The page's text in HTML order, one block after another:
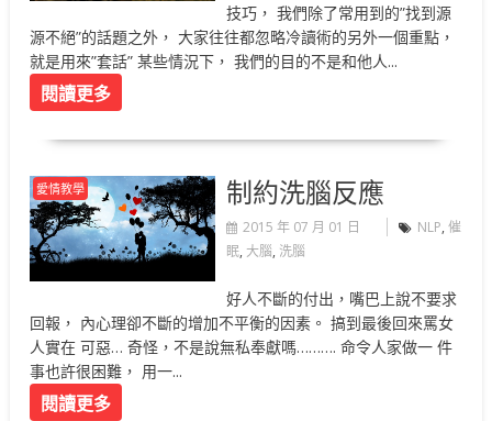
技巧， 我們除了常用到的”找到源
源不絕”的話題之外， 大家往往都忽略冷讀術的另外一個重點，
就是用來”套話” 某些情況下， 我們的目的不是和他人...
閱讀更多
愛情教學 制約洗腦反應
2015 年 07 月 01 日 NLP,催
眠, 大腦, 洗腦
好人不斷的付出，嘴巴上說不要求
回報， 內心理卻不斷的增加不平衡的因素。 搞到最後回來罵女
人實在 可惡… 奇怪，不是說無私奉獻嗎………. 命令人家做一 件
事也許很困難， 用一...
閱讀更多